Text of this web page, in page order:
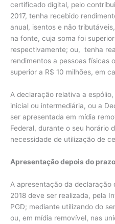
certificado digital, pelo
2017, tenha recebido
anual, isentos e não
na fonte, cuja soma foi
respectivamente; ou, tenha
rendimentos a pessoas físicas
superior a R$ 10 milhões, em
A declaração relativa a
inicial ou intermediária, ou a
ser apresentada em mídia
Federal, durante o seu horário
necessidade de utilização de
Apresentação depois do prazo
A apresentação da declaração
2018 deve ser realizada, pela
PGD; mediante utilizando do
ou, em mídia removível, nas